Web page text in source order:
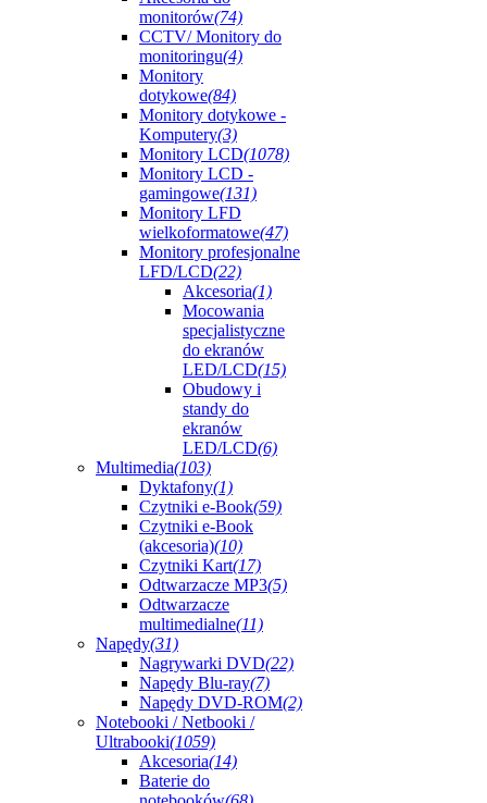
monitorów(74)
CCTV/ Monitory do
monitoringu(4)
Monitory
dotykowe(84)
Monitory dotykowe -
Komputery(3)
Monitory LCD(1078)
Monitory LCD -
gamingowe(131)
Monitory LFD
wielkoformatowe(47)
Monitory profesjonalne
LFD/LCD(22)
Akcesoria(1)
Mocowania
specjalistyczne
do ekranów
LED/LCD(15)
Obudowy i
standy do
ekranów
LED/LCD(6)
Multimedia(103)
Dyktafony(1)
Czytniki e-Book(59)
Czytniki e-Book
(akcesoria)(10)
Czytniki Kart(17)
Odtwarzacze MP3(5)
Odtwarzacze
multimedialne(11)
Napędy(31)
Nagrywarki DVD(22)
Napędy Blu-ray(7)
Napędy DVD-ROM(2)
Notebooki / Netbooki /
Ultrabooki(1059)
Akcesoria(14)
Baterie do